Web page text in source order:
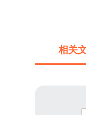
相关